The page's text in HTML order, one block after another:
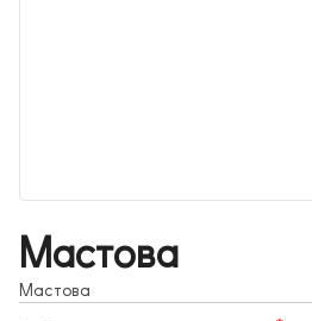
Мастова
Мастова